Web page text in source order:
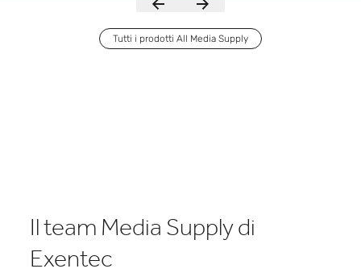
Tutti i prodotti All Media Supply
Il team Media Supply di
Exentec